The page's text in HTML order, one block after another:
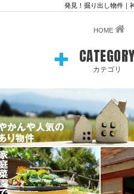
発見！掘り出し物件｜
HOME
カテゴリ